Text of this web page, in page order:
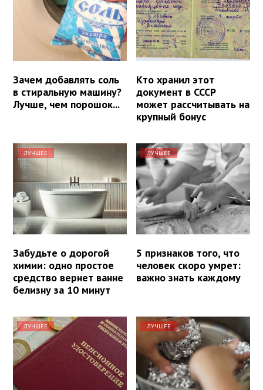
Зачем добавлять соль
в стиральную машину?
Лучше, чем порошок...
Кто хранил этот
документ в СССР
может рассчитывать на
крупный бонус
ЛУЧШЕЕ
Забудьте о дорогой
химии: одно простое
средство вернет ванне
белизну за 10 минут
ЛУЧШЕЕ
5 признаков того, что
человек скоро умрет:
важно знать каждому
ЛУЧШЕЕ ЛУЧШЕЕ